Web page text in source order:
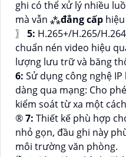
ghi có thể xử lý nhiều
mà vẫn ⁂đẳng cấp
〗 5: H.265+/H.265/
chuẩn nén video hiệu
lượng lưu trữ và băng
6: Sử dụng công nghệ
dàng qua mạng: Cho
kiểm soát từ xa một
®️7: Thiết kế phù hợp
nhỏ gọn, đầu ghi này
môi trường văn phòng.